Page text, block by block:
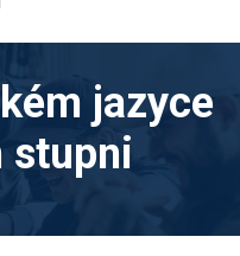
jazyce
stupni